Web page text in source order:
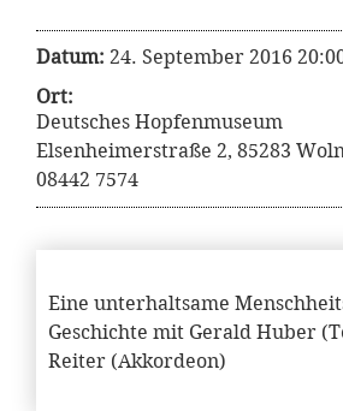
Datum: 24. September 2016
Ort:
Deutsches Hopfenmuseum
Elsenheimerstraße 2, 85283
08442 7574
Eine unterhaltsame
Geschichte mit Gerald Huber
Reiter (Akkordeon)